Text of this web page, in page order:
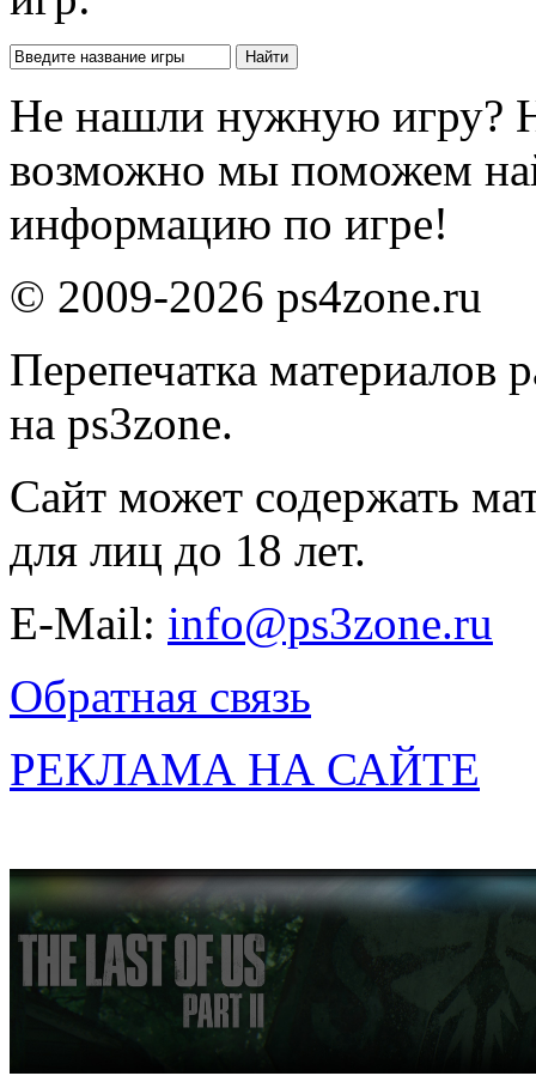
Не нашли нужную игру?
возможно мы поможем
информацию по игре!
© 2009-2026 ps4zone.ru
Перепечатка материалов
на ps3zone.
Сайт может содержать
для лиц до 18 лет.
E-Mail: info@ps3zone.ru
Обратная связь
РЕКЛАМА НА САЙТЕ